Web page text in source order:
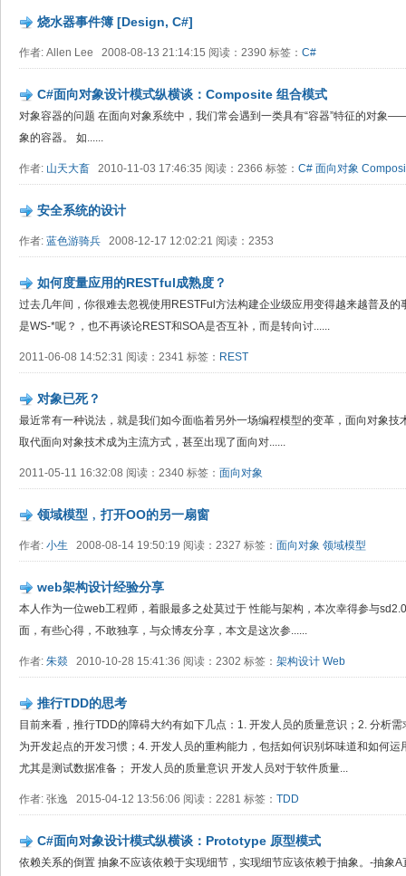
烧水器事件簿 [Design, C#]
作者: Allen Lee 2008-08-13 21:14:15 阅读：2390 标签： C#
C#面向对象设计模式纵横谈：Composite 组合模式
对象容器的问题 在面向对象系统中，我们常会遇到一类具有“容器”特征的对象
象的容器。 如......
作者: 山天大畜 2010-11-03 17:46:35 阅读：2366 标签： C# 面向对象
安全系统的设计
作者: 蓝色游骑兵 2008-12-17 12:02:21 阅读：2353
如何度量应用的RESTful成熟度？
过去几年间，你很难去忽视使用RESTFul方法构建企业级应用变得越来越普及
是WS-*呢？，也不再谈论REST和SOA是否互补，而是转向讨......
2011-06-08 14:52:31 阅读：2341 标签： REST
对象已死？
最近常有一种说法，就是我们如今面临着另外一场编程模型的变革，面向对象
取代面向对象技术成为主流方式，甚至出现了面向对......
2011-05-11 16:32:08 阅读：2340 标签： 面向对象
领域模型﹐打开OO的另一扇窗
作者: 小生 2008-08-14 19:50:19 阅读：2327 标签： 面向对象 领域模型
web架构设计经验分享
本人作为一位web工程师，着眼最多之处莫过于 性能与架构，本次幸得参与
面，有些心得，不敢独享，与众博友分享，本文是这次参......
作者: 朱燚 2010-10-28 15:41:36 阅读：2302 标签： 架构设计 Web
推行TDD的思考
目前来看，推行TDD的障碍大约有如下几点：1. 开发人员的质量意识；2. 分析
为开发起点的开发习惯；4. 开发人员的重构能力，包括如何识别坏味道和如何
尤其是测试数据准备； 开发人员的质量意识 开发人员对于软件质量...
作者: 张逸 2015-04-12 13:56:06 阅读：2281 标签： TDD
C#面向对象设计模式纵横谈：Prototype 原型模式
依赖关系的倒置 抽象不应该依赖于实现细节，实现细节应该依赖于抽象。-抽象